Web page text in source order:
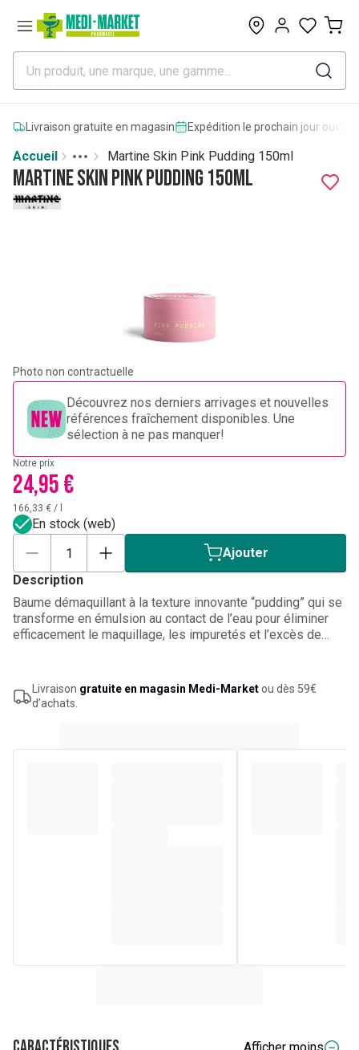
0
Livraison gratuite en magasin Expédition le prochain jour
Accueil
More
Toggle menu
Martine Skin Pink Pudding 150ml
Martine Skin Pink Pudding 150ml
Photo non contractuelle
Découvrez nos derniers arrivages et nouvelles
références fraîchement disponibles. Une
sélection à ne pas manquer!
Notre prix
24,95 €
166,33 € /
En stock (web)
Ajouter
Description
Baume démaquillant à la texture innovante “pudding” qui se
transforme en émulsion au contact de l’eau pour éliminer
efficacement le maquillage, les impuretés et l’excès de
végétales nourrissantes, ce soin nettoyant contribue à
préserver le confort cutané et à laisser la peau douce,
démaquillage efficace, même sur maquillage tenace, dans
Livraison gratuite en magasin Medi-Marketou dès 59€
d’achats.